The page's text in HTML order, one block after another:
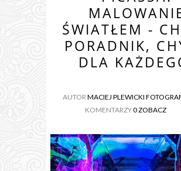
ŚWIATŁEM -
PORADNIK,
DLA
AUTORMACIEJ PLEWICKI
KOMENTARZY0 ZOBACZ